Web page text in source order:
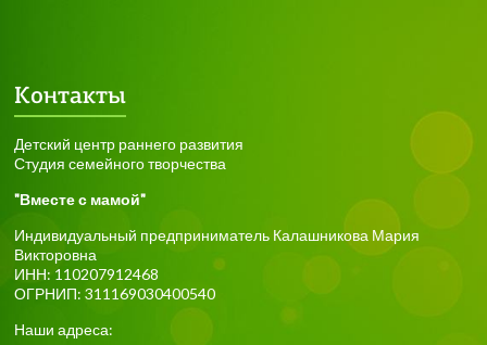
Контакты
Детский центр раннего развития
Студия семейного творчества
"Вместе с мамой"
Индивидуальный предприниматель Калашникова Мария
Викторовна
ИНН: 110207912468
ОГРНИП: 311169030400540
Наши адреса: